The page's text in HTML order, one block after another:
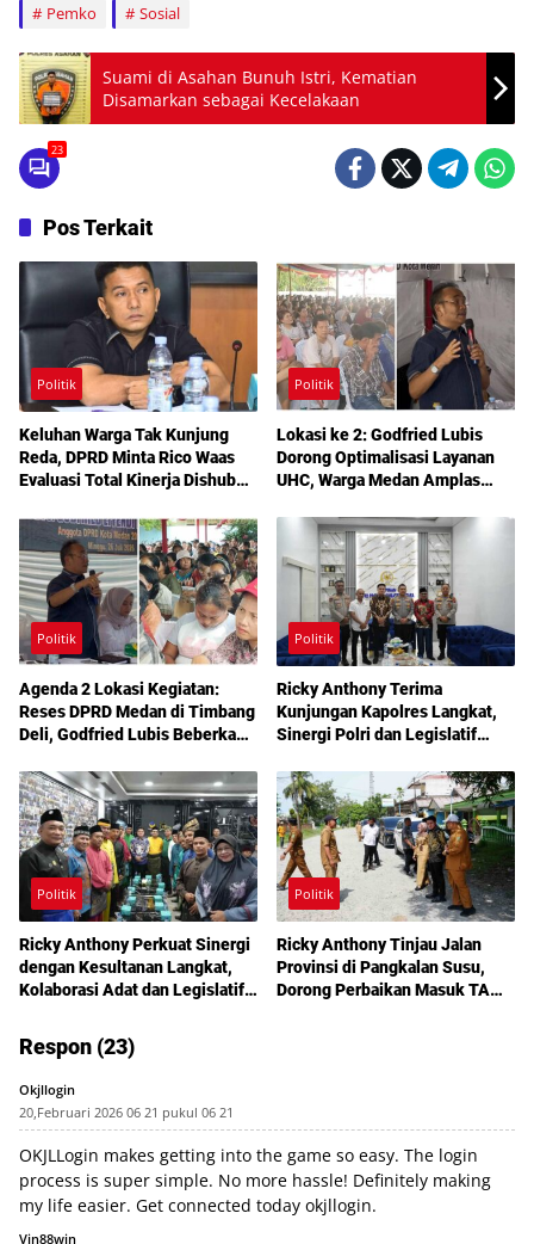
Pemko
Sosial
Suami di Asahan Bunuh Istri, Kematian
Disamarkan sebagai Kecelakaan
23
Pos Terkait
Politik
Keluhan Warga Tak Kunjung
Reda, DPRD Minta Rico Waas
Evaluasi Total Kinerja Dishub
Politik
Lokasi ke 2: Godfried Lubis
Dorong Optimalisasi Layanan
UHC, Warga Medan Amplas
Berobat Gratis Bermodal KTP
Politik
Agenda 2 Lokasi Kegiatan:
Reses DPRD Medan di Timbang
Deli, Godfried Lubis Beberkan
Layanan Kesehatan Gratis
Politik
Ricky Anthony Terima
Kunjungan Kapolres Langkat,
Sinergi Polri dan Legislatif
Politik
Ricky Anthony Perkuat Sinergi
dengan Kesultanan Langkat,
Kolaborasi Adat dan Legislatif
Politik
Ricky Anthony Tinjau Jalan
Provinsi di Pangkalan Susu,
Dorong Perbaikan Masuk TA
Respon (23)
Okjllogin
20,Februari 2026 06 21 pukul 06 21
OKJLLogin makes getting into the game so easy. The login
process is super simple. No more hassle! Definitely making
my life easier. Get connected today okjllogin.
Vin88win